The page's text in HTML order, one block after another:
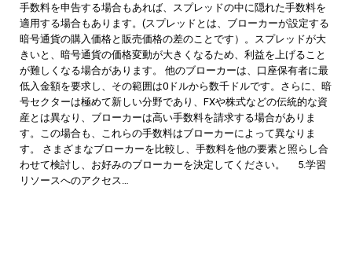
手数料を申告する場合もあれば、スプレッドの中に隠れた手数料を
適用する場合もあります。(スプレッドとは、ブローカーが設定する
暗号通貨の購入価格と販売価格の差のことです）。スプレッドが大
きいと、暗号通貨の価格変動が大きくなるため、利益を上げること
が難しくなる場合があります。 他のブローカーは、口座保有者に最
低入金額を要求し、その範囲は0ドルから数千ドルです。さらに、暗
号セクターは極めて新しい分野であり、FXや株式などの伝統的な資
産とは異なり、ブローカーは高い手数料を請求する場合がありま
す。この場合も、これらの手数料はブローカーによって異なりま
す。 さまざまなブローカーを比較し、手数料を他の要素と照らし合
わせて検討し、お好みのブローカーを決定してください。 5.学習
リソースへのアクセス…